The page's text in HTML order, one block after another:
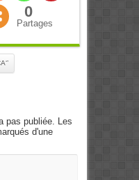
0
Partages
pas publiée. Les
d'une